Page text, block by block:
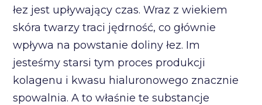
łez jest upływający czas. Wraz z wiekiem
skóra twarzy traci jędrność, co głównie
wpływa na powstanie doliny łez. Im
jesteśmy starsi tym proces produkcji
kolagenu i kwasu hialuronowego znacznie
spowalnia. A to właśnie te substancje